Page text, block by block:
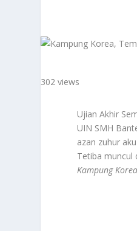
302 views
Ujian Akhir
UIN SMH
azan zuhur
Tetiba muncul
Kampung